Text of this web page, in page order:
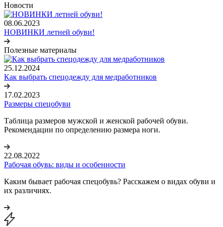
Новости
08.06.2023
НОВИНКИ летней обуви!
Полезные материалы
25.12.2024
Как выбрать спецодежду для медработников
17.02.2023
Размеры спецобуви
Таблица размеров мужской и женской рабочей обуви.
Рекомендации по определению размера ноги.
22.08.2022
Рабочая обувь: виды и особенности
Каким бывает рабочая спецобувь? Расскажем о видах обуви и
их различиях.